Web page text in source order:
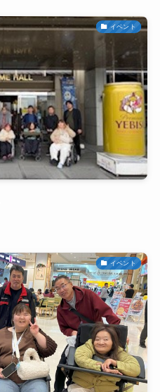
イベント
イベント